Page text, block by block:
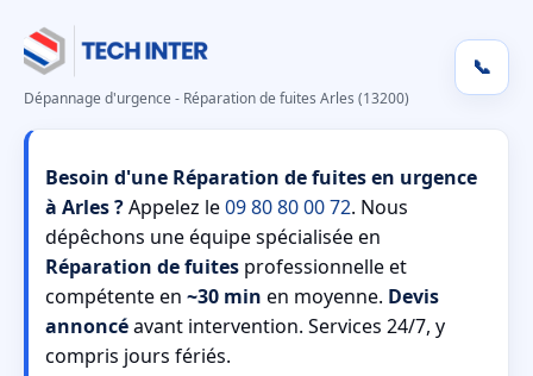
Dépannage d'urgence - Réparation de fuites Arles (13200)
📞
Besoin d'une Réparation de fuites en urgence
à Arles ?Appelez le09 80 80 00 72. Nous
dépêchons une équipe spécialisée en
Réparation de fuites professionnelle et
compétente en ~30 min en moyenne. Devis
annoncéavant intervention. Services 24/7, y
compris jours fériés.